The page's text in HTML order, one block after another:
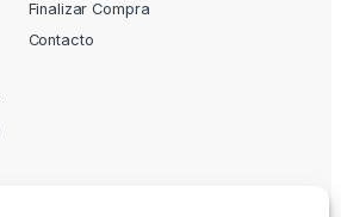
Finalizar Compra
Contacto